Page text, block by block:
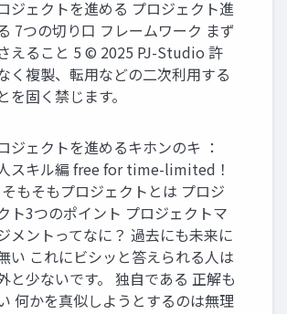
ジェクトを進める プロジェクト進
7つの切り口 フレームワーク まず
えること 5 © 2025 PJ-Studio 許
く複製、転用などの二次利用する
を固く禁じます。
ジェクトを進めるキホンのキ ：
スキル編 free for time-limited！
もそもプロジェクトとは プロジ
ト3つのポイント プロジェクトマ
メントってなに？ 過去にも未来に
い これにビシッと答えられる人は
と少ないです。 独自である 正解も
何かを真似しようとするのは無理